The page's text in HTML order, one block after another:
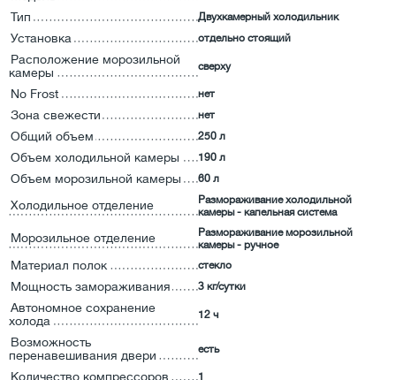
Тип Двухкамерный холодильник
Установка отдельно стоящий
Расположение морозильной
камеры
сверху
No Frost нет
Зона свежести нет
Общий объем 250 л
Объем холодильной камеры 190 л
Объем морозильной камеры 60 л
Холодильное отделение
Размораживание холодильной
камеры - капельная система
Морозильное отделение
Размораживание морозильной
камеры - ручное
Материал полок стекло
Мощность замораживания 3 кг/сутки
Автономное сохранение
холода
12 ч
Возможность
перенавешивания двери
есть
Количество компрессоров 1